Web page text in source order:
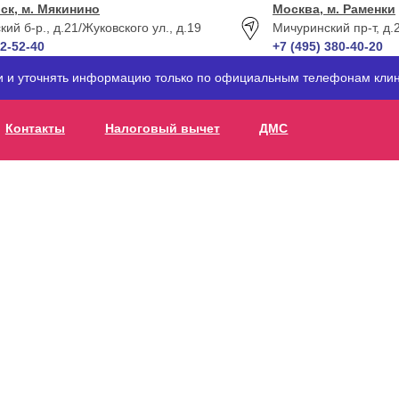
м. Мякинино
б-р., д.21/Жуковского ул., д.19
52-40
Москва, м. Раменки
Мичуринский пр-т,
+7 (495) 380-40-20
и уточнять информацию только по официальным телефонам
Контакты Налоговый вычет ДМС